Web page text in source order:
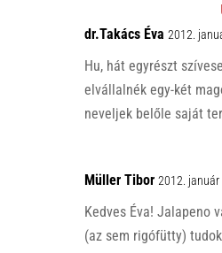
k
dr.Takács Éva 2012.
Hu, hát egyrészt
elvállalnék egy-két
neveljek belőle saját
Müller Tibor 2012. január
Kedves Éva! Jalapeno
(az sem rigófütty)